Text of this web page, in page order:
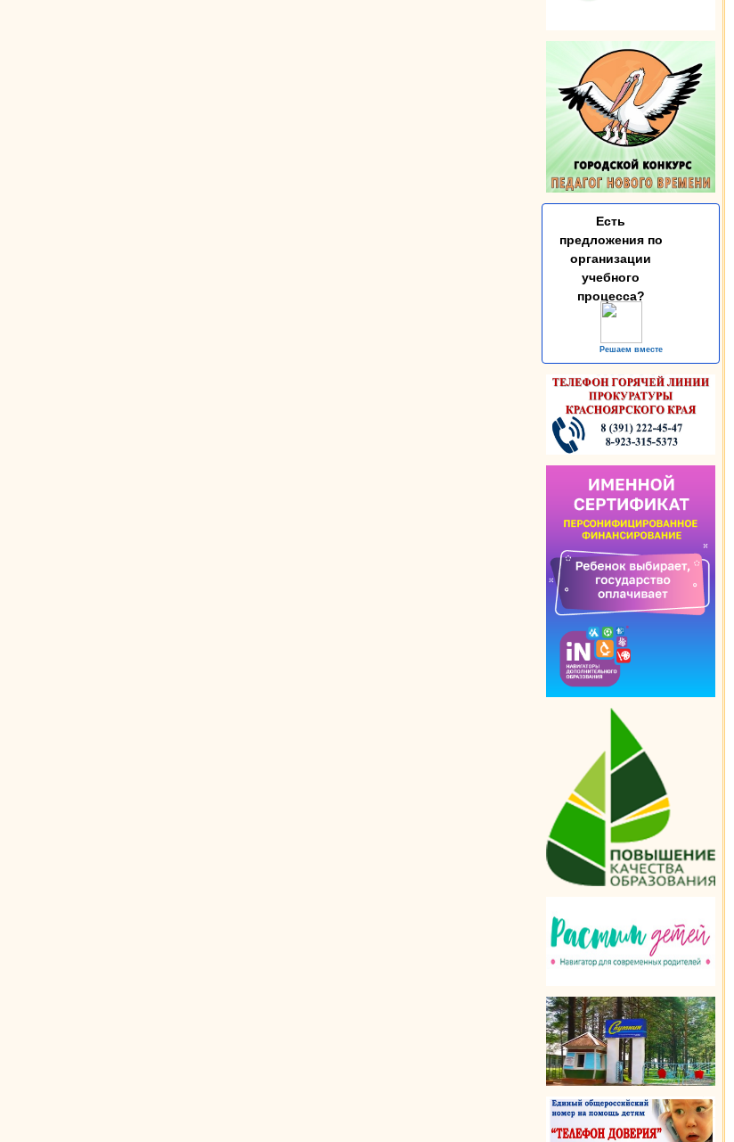
Есть
предложения по
организации
учебного
процесса?
Решаем вместе